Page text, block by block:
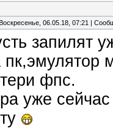
06.05.18, 07:21 |
запилят
пк,эмулятор
фпс.
уже